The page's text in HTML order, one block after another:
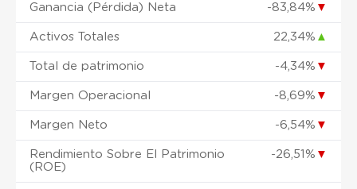
Ganancia (Pérdida) Neta -83,84% ▼
Activos Totales 22,34% ▲
Total de patrimonio -4,34% ▼
Margen Operacional -8,69% ▼
Margen Neto -6,54% ▼
Rendimiento Sobre El Patrimonio
(ROE)
-26,51% ▼